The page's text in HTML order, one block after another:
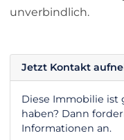
unverbindlich.
Jetzt Kontakt
Diese Immobilie ist
haben? Dann
Informationen an.